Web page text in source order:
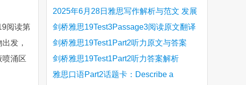
阅读第
发，
喷涌区
Hinchingbrooke Country Park
2025年6月28日雅思写作解析与范文 发展
旅游业 手把手带你写高分范文
剑桥雅思19Test3Passage3阅读原文翻译
Is the era of artificial speech translation
upon us 人工智能语言翻译
剑桥雅思19Test1Part2听力原文与答案
Stanthorpe Twinning Association
剑桥雅思19Test1Part2听力答案解析
Stanthorpe Twinning Association
雅思口语Part2话题卡：Describe a